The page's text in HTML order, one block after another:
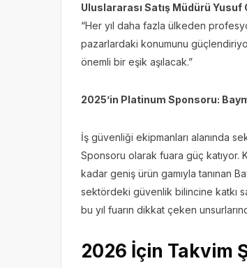
Uluslararası Satış Müdürü Yusuf
“Her yıl daha fazla ülkeden
pazarlardaki konumunu
önemli bir eşik aşılacak.”
2025’in Platinum Sponsoru:
İş güvenliği ekipmanları alanında
Sponsoru olarak fuara güç katıyor.
kadar geniş ürün gamıyla tanınan
sektördeki güvenlik bilincine katkı
bu yıl fuarın dikkat çeken
2026 İçin Takvim